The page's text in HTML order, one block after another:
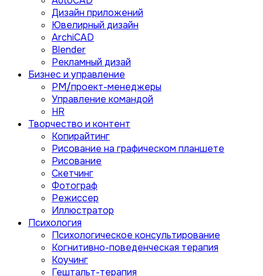
Дизайн приложений
Ювелирный дизайн
ArchiCAD
Blender
Рекламный дизай
Бизнес и управление
PM/проект-менеджеры
Управление командой
HR
Творчество и контент
Копирайтинг
Рисование на графическом планшете
Рисование
Скетчинг
Фотограф
Режиссер
Иллюстратор
Психология
Психологическое консультирование
Когнитивно-поведенческая терапия
Коучинг
Гештальт-терапия